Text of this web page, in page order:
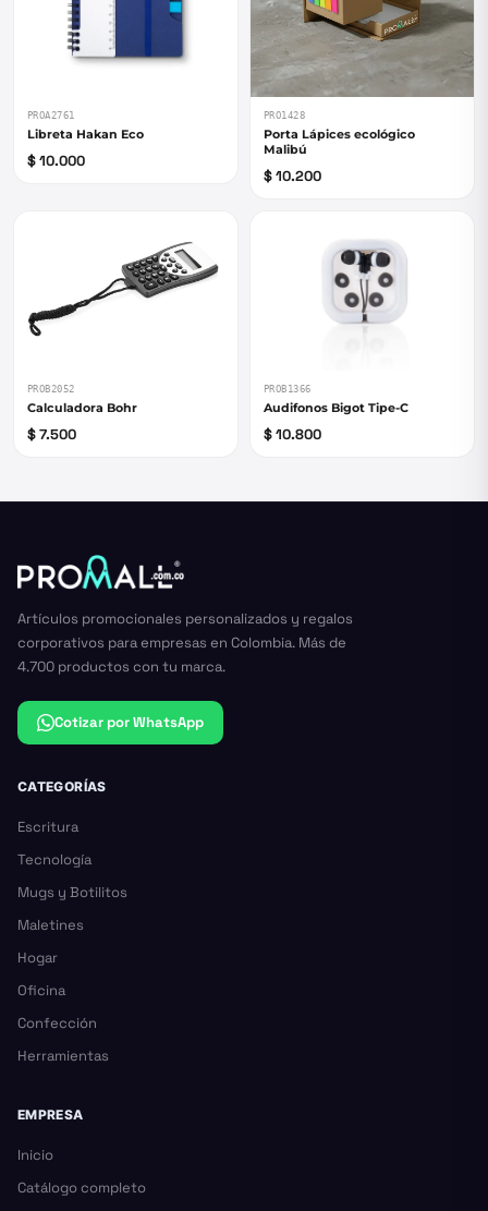
PROA2761
Libreta Hakan Eco
$ 10.000
PRO1428
Porta Lápices ecológico
Malibú
$ 10.200
PROB2052
Calculadora Bohr
$ 7.500
PROB1366
Audifonos Bigot Tipe-C
$ 10.800
Artículos promocionales personalizados y regalos
corporativos para empresas en Colombia. Más de
4.700 productos con tu marca.
Cotizar por WhatsApp
CATEGORÍAS
Escritura
Tecnología
Mugs y Botilitos
Maletines
Hogar
Oficina
Confección
Herramientas
EMPRESA
Inicio
Catálogo completo